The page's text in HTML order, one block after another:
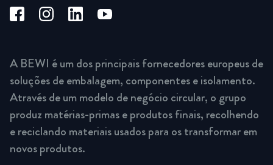
A BEWI é um dos principais fornecedores europeus de
soluções de embalagem, componentes e isolamento.
Através de um modelo de negócio circular, o grupo
produz matérias-primas e produtos finais, recolhendo
e reciclando materiais usados para os transformar em
novos produtos.